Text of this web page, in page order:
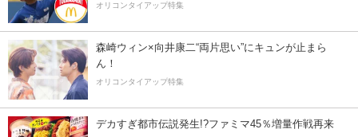
オリコンタイアップ特集
森崎ウィン×向井康二“両片思い”にキュンが止まら
ん！
オリコンタイアップ特集
デカすぎ都市伝説発生!?ファミマ45％増量作戦再来